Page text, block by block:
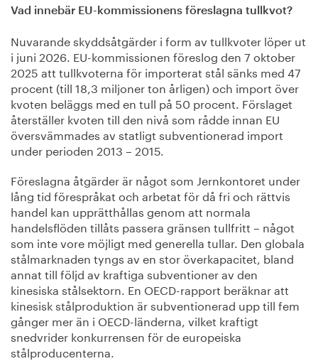
Vad innebär EU-kommissionens föreslagna tullkvot?
Nuvarande skyddsåtgärder i form av tullkvoter löper ut
i juni 2026. EU-kommissionen föreslog den 7 oktober
2025 att tullkvoterna för importerat stål sänks med 47
procent (till 18,3 miljoner ton årligen) och import över
kvoten beläggs med en tull på 50 procent. Förslaget
återställer kvoten till den nivå som rådde innan EU
översvämmades av statligt subventionerad import
under perioden 2013 – 2015.
Föreslagna åtgärder är något som Jernkontoret under
lång tid förespråkat och arbetat för då fri och rättvis
handel kan upprätthållas genom att normala
handelsflöden tillåts passera gränsen tullfritt – något
som inte vore möjligt med generella tullar. Den globala
stålmarknaden tyngs av en stor överkapacitet, bland
annat till följd av kraftiga subventioner av den
kinesiska stålsektorn. En OECD-rapport beräknar att
kinesisk stålproduktion är subventionerad upp till fem
gånger mer än i OECD-länderna, vilket kraftigt
snedvrider konkurrensen för de europeiska
stålproducenterna.